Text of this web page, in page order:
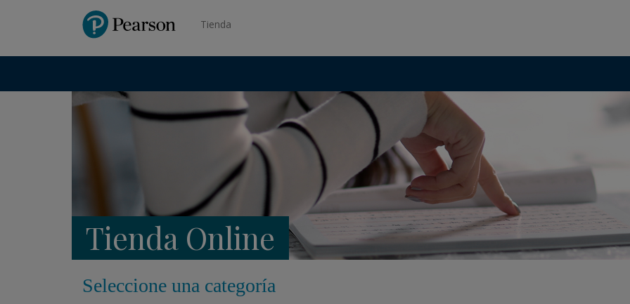
PearsonTienda
Tienda Online
Seleccione una categoría